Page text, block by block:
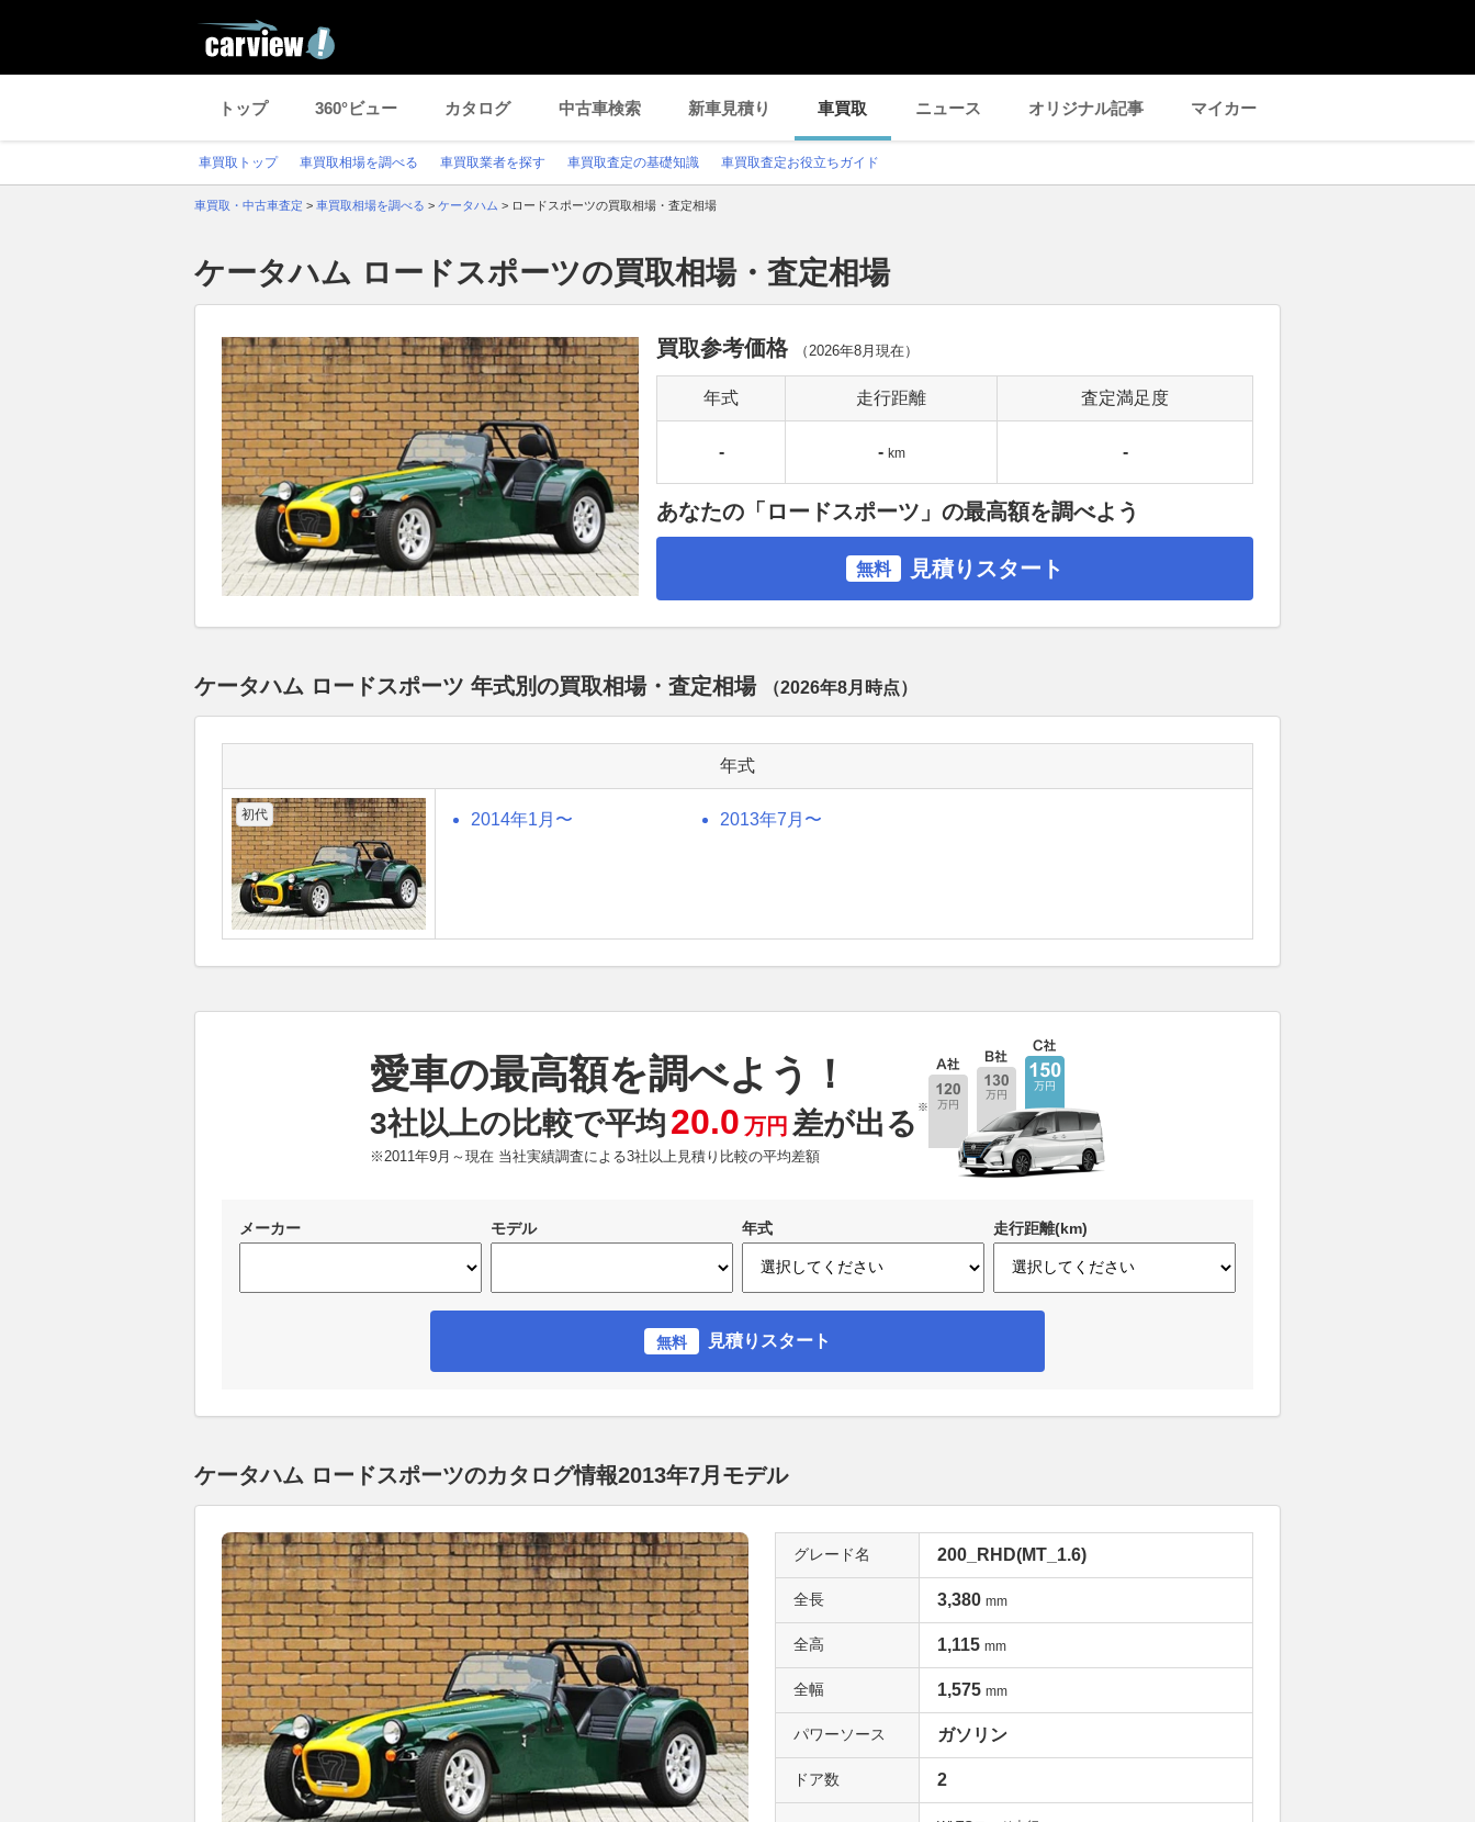
トップ 360°ビュー カタログ 中古車検索 新車見積り 車買取 ニュース オリジナル記事 マイカー
車買取トップ 車買取相場を調べる 車買取業者を探す 車買取査定の基礎知識 車買取査定お役立ちガイド
車買取・中古車査定 > 車買取相場を調べる > ケータハム > ロードスポーツの買取相場・査定相場
ケータハム ロードスポーツの買取相場・査定相場
買取参考価格 （2026年8月 現在）
年式 走行距離 査定満足度
- - km -
あなたの「ロードスポーツ」の最高額を調べよう
無料 見積りスタート
ケータハム ロードスポーツ 年式別の買取相場・査定相場 （2026年8月 時点）
年式
初代 2014年1月〜 2013年7月〜
愛車の最高額を調べよう！
3社以上の比較で平均20.0 万円 差が出る ※
※2011年9月～現在 当社実績調査による3社以上見積り比較の平均差額
メーカー モデル 年式 走行距離(km)
無料 見積りスタート
ケータハム ロードスポーツのカタログ情報2013年7月モデル
グレード名 200_RHD(MT_1.6)
全長 3,380 mm
全高 1,115 mm
全幅 1,575 mm
パワーソース ガソリン
ドア数 2